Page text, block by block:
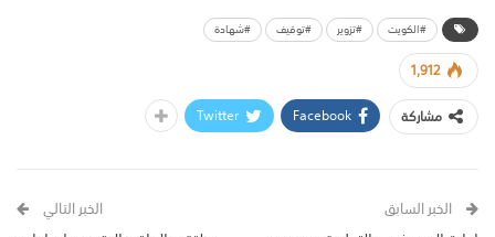
#الكويت #تزوير #توقيف #شهادة
1,912
مشاركة
Facebook
Twitter
الخبر السابق الخبر التالي